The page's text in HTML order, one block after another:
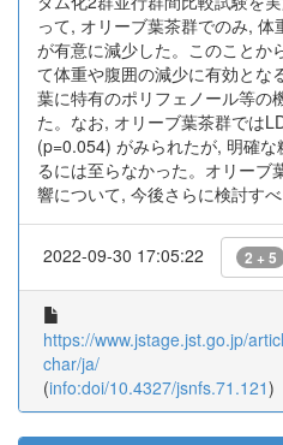
って, オリーブ葉茶群でのみ,
が有意に減少した。このことか
て体重や腹囲の減少に有効とな
葉に特有のポリフェノール等の
た。なお, オリーブ葉茶群では
(p=0.054) がみられたが, 明確
るには至らなかった。オリーブ
響について, 今後さらに検討すべ
2022-09-30 17:05:22 2 + 5
https://www.jstage.jst.go.jp/
char/ja/
(info:doi/10.4327/jsnfs.71.121)